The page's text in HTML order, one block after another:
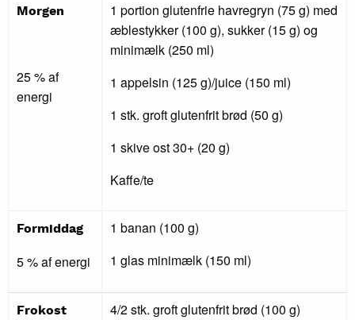
Morgen
25 % af
energi
1 portion glutenfrie havregryn (75 g) med
æblestykker (100 g), sukker (15 g) og
minimælk (250 ml)
1 appelsin (125 g)/juice (150 ml)
1 stk. groft glutenfrit brød (50 g)
1 skive ost 30+ (20 g)
Kaffe/te
Formiddag
5 % af energi
1 banan (100 g)
1 glas minimælk (150 ml)
Frokost
4/2 stk. groft glutenfrit brød (100 g)